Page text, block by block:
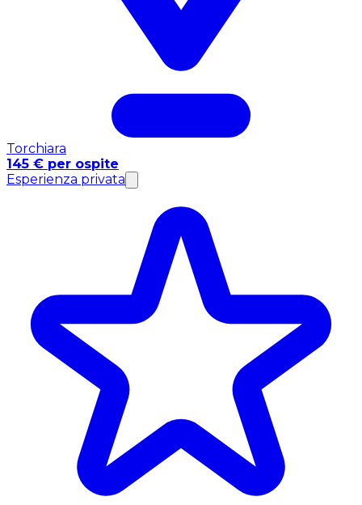
Torchiara
145 € per ospite
Esperienza privata